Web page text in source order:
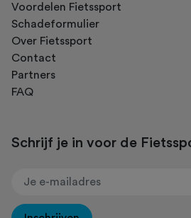
Voordelen Fietssport
Schadeformulier
Over Fietssport
Contact
Partners
FAQ
Schrijf je in voor de